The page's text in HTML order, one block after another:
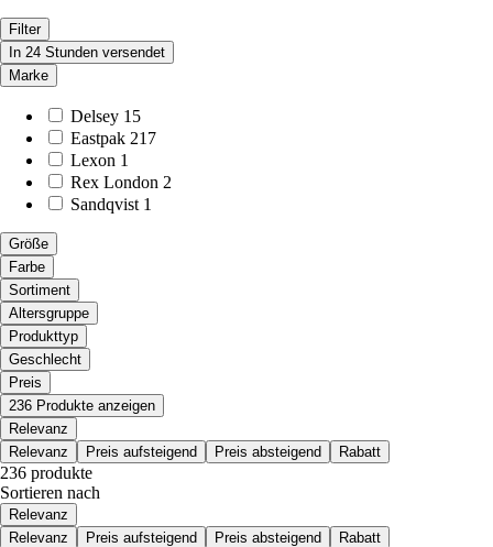
Filter
In 24 Stunden versendet
Marke
Delsey 15
Eastpak 217
Lexon 1
Rex London 2
Sandqvist 1
Größe
Farbe
Sortiment
Altersgruppe
Produkttyp
Geschlecht
Preis
236 Produkte anzeigen
Relevanz
Relevanz
Preis aufsteigend Preis absteigend Rabatt
236 produkte
Sortieren nach
Relevanz
Relevanz
Preis aufsteigend Preis absteigend Rabatt